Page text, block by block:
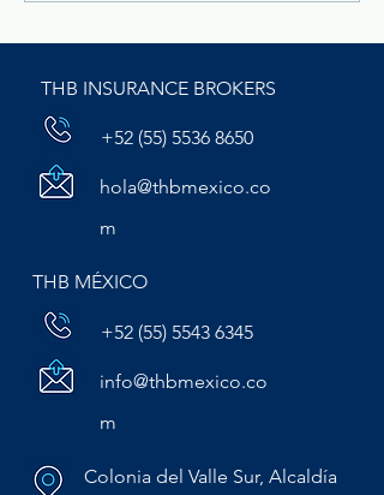
subestimar
THB INSURANCE BROKERS
+52 (55) 5536 8650
hola@thbmexico.co
m
THB MÉXICO
+52 (55) 5543 6345
info@thbmexico.co
m
Colonia del Valle Sur, Alcaldía